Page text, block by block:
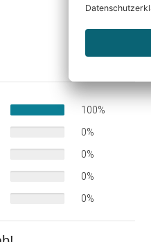
100%
0%
0%
0%
0%